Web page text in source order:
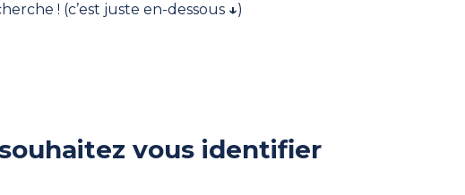
! (c’est juste en-dessous ↓)
vous identifier